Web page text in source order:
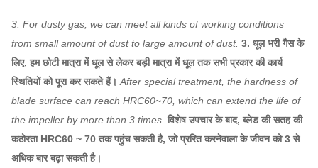
3. For dusty gas, we can meet all kinds of working conditions
from small amount of dust to large amount of dust. 3. धूल भरी गैस के
लिए, हम छोटी मात्रा में धूल से लेकर बड़ी मात्रा में धूल तक सभी प्रकार की कार्य
स्थितियों को पूरा कर सकते हैं। After special treatment, the hardness of
blade surface can reach HRC60~70, which can extend the life of
the impeller by more than 3 times. विशेष उपचार के बाद, ब्लेड की सतह की
कठोरता HRC60 ~ 70 तक पहुंच सकती है, जो प्ररित करनेवाला के जीवन को 3 से
अधिक बार बढ़ा सकती है।